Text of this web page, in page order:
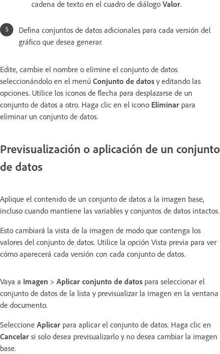
cadena de texto en el cuadro de diálogo Valor.
Defina conjuntos de datos adicionales para cada versión del
gráfico que desea generar.
Edite, cambie el nombre o elimine el conjunto de datos
seleccionándolo en el menú Conjunto de datos y editando las
opciones. Utilice los iconos de flecha para desplazarse de un
conjunto de datos a otro. Haga clic en el icono Eliminar para
eliminar un conjunto de datos.
Previsualización o aplicación de un conjunto
de datos
Aplique el contenido de un conjunto de datos a la imagen base,
incluso cuando mantiene las variables y conjuntos de datos intactos.
Esto cambiará la vista de la imagen de modo que contenga los
valores del conjunto de datos. Utilice la opción Vista previa para ver
cómo aparecerá cada versión con cada conjunto de datos.
Vaya a Imagen > Aplicar conjunto de datos para seleccionar el
conjunto de datos de la lista y previsualizar la imagen en la ventana
de documento.
Seleccione Aplicar para aplicar el conjunto de datos. Haga clic en
Cancelar si solo desea previsualizarlo y no desea cambiar la imagen
base.